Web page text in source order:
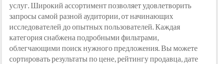
услуг. Широкий ассортимент позволяет удовлетворить
запросы самой разной аудитории, от начинающих
исследователей до опытных пользователей. Каждая
категория снабжена подробными фильтрами,
облегчающими поиск нужного предложения. Вы можете
сортировать результаты по цене, рейтингу продавца, дате